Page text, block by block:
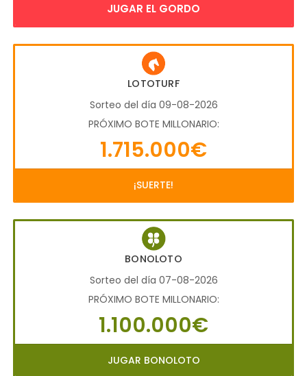
JUGAR EL GORDO
LOTOTURF
Sorteo del día 09-08-2026
PRÓXIMO BOTE MILLONARIO:
1.715.000€
¡SUERTE!
BONOLOTO
Sorteo del día 07-08-2026
PRÓXIMO BOTE MILLONARIO:
1.100.000€
JUGAR BONOLOTO